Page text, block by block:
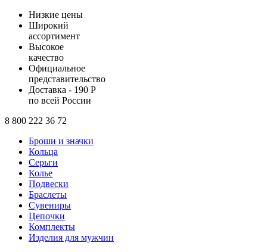
Низкие цены
Широкий
ассортимент
Высокое
качество
Официальное
представительство
Доставка - 190 Р
по всей России
8 800 222 36 72
Броши и значки
Кольца
Серьги
Колье
Подвески
Браслеты
Сувениры
Цепочки
Комплекты
Изделия для мужчин